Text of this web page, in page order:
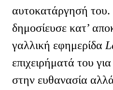
αυτοκατάργησή
δημοσίευσε κατ’
γαλλική εφημερίδα
επιχειρήματά του
στην ευθανασία